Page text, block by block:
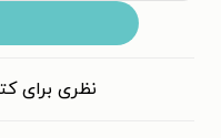
نظری برای